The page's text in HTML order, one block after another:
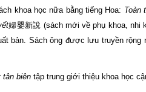
khoa học nữa bằng tiếng Hoa: Toàn
婦嬰新說 (sách mới về phụ khoa, nhi
bản. Sách ông được lưu truyền rộng
tân biên tập trung giới thiệu khoa học